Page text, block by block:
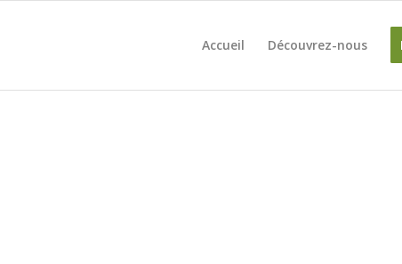
Accueil Découvrez-nous